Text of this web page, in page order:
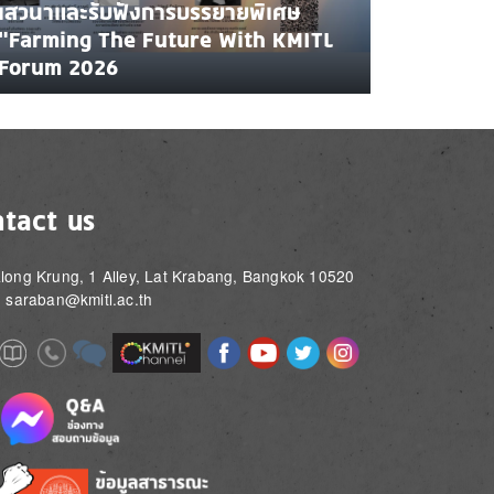
สวนาและรับฟังการบรรยายพิเศษ
The Future With KMITL
2026
us
Krung, 1 Alley, Lat Krabang, Bangkok 10520
saraban@kmitl.ac.th
ImageImage Image ImageImageImageImage